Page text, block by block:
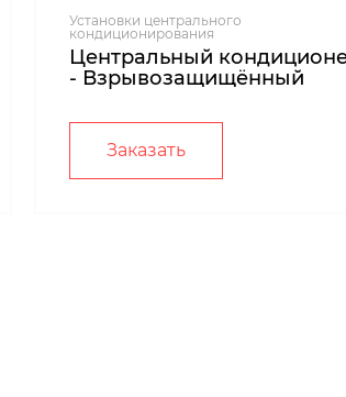
Установки центрального
кондиционирования
Центральный
- Взрывозащищённый
Заказать